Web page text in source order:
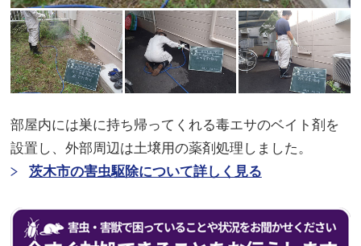
部屋内には巣に持ち帰ってくれる毒エサのベイト剤を
設置し、外部周辺は土壌用の薬剤処理しました。
茨木市の害虫駆除について詳しく見る